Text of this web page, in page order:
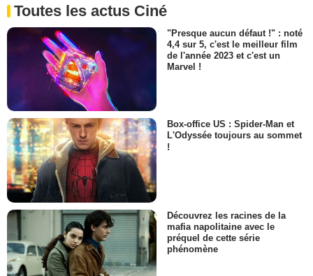
Toutes les actus Ciné
"Presque aucun défaut !" : noté
4,4 sur 5, c'est le meilleur film
de l'année 2023 et c'est un
Marvel !
Box-office US : Spider-Man et
L'Odyssée toujours au sommet
!
Découvrez les racines de la
mafia napolitaine avec le
préquel de cette série
phénomène